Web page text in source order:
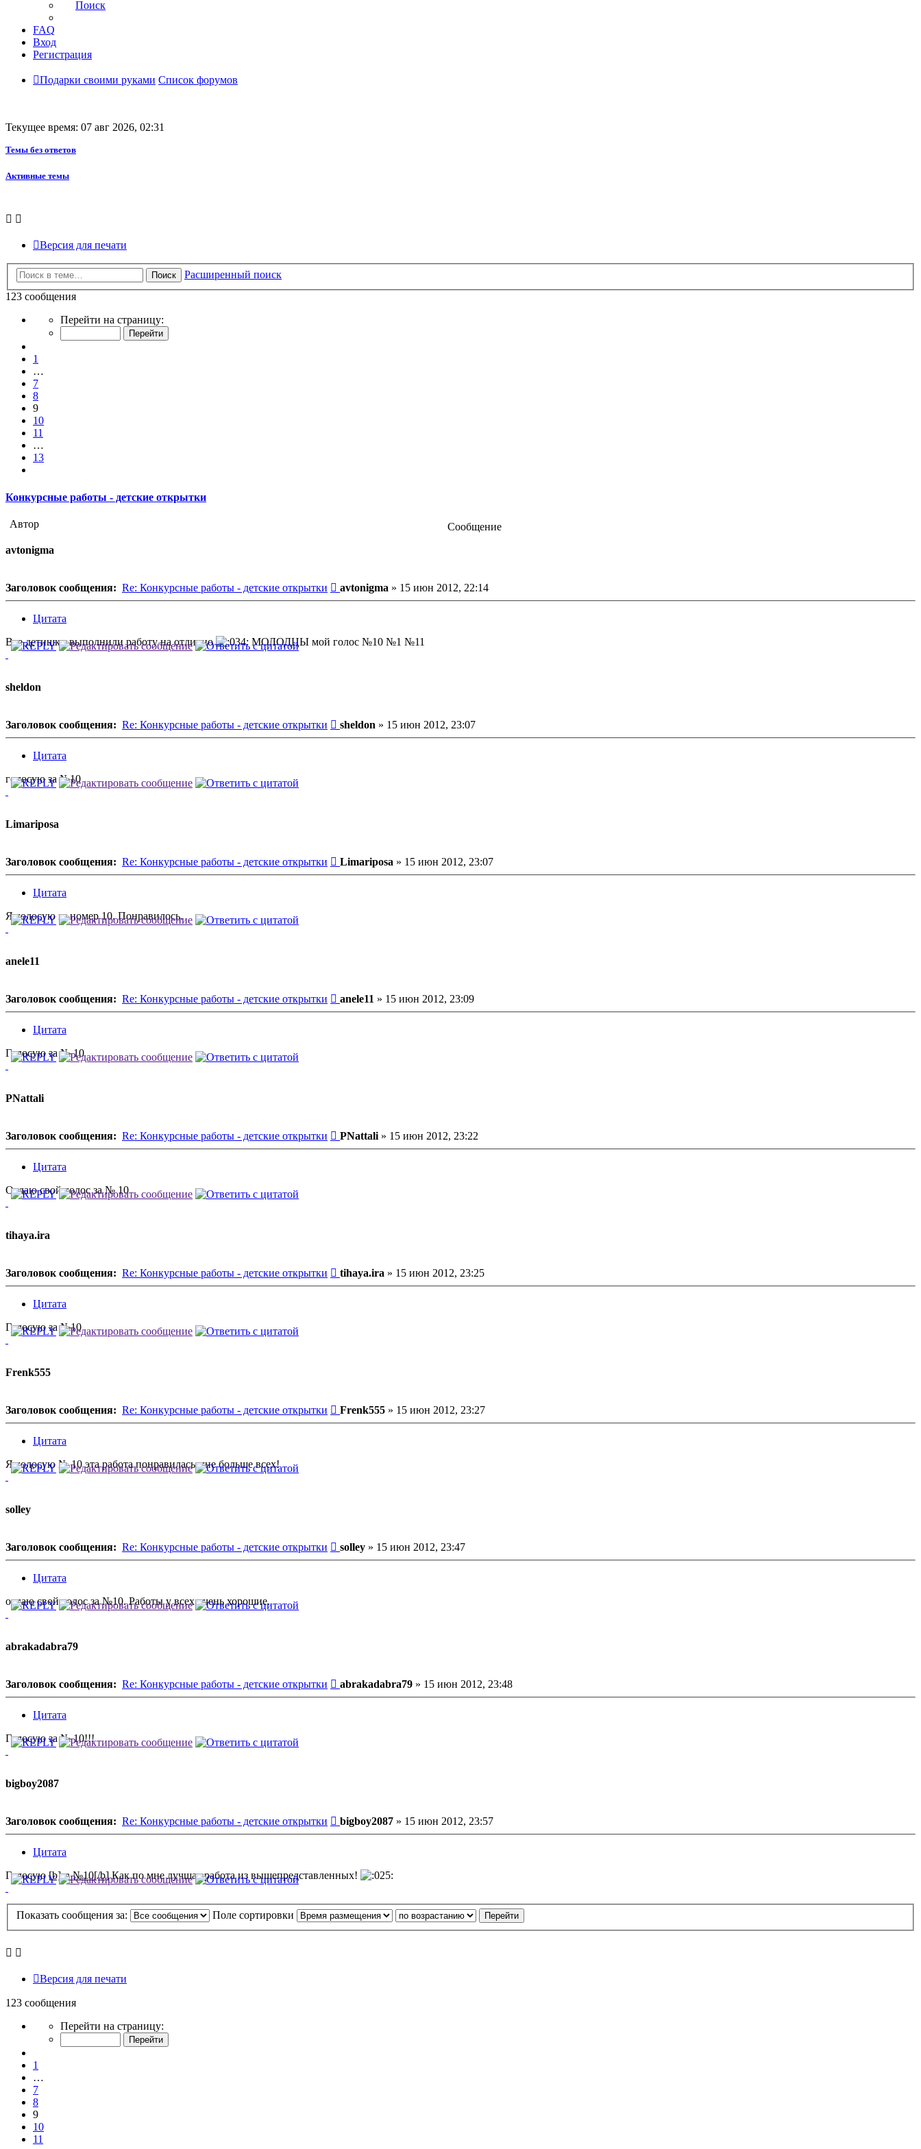
Поиск
FAQ
Вход
Регистрация
Подарки своими руками Список форумов
Текущее время: 07 авг 2026, 02:31
Темы без ответов
Активные темы
Версия для печати
Поиск
Расширенный поиск
123 сообщения
Страница
13
Перейти на страницу:
1
…
7
8
9
10
11
…
13
Конкурсные работы - детские открытки
Автор
Сообщение
avtonigma
Заголовок сообщения: Re: Конкурсные работы - детские открытки Сообщение
avtonigma » 15 июн 2012, 22:14
Цитата
Все детишки выполнили работу на отлично
МОЛОДЦЫ мой голос №10 №1 №11
sheldon
Заголовок сообщения: Re: Конкурсные работы - детские открытки Сообщение
sheldon » 15 июн 2012, 23:07
Цитата
голосую за №10
Limariposa
Заголовок сообщения: Re: Конкурсные работы - детские открытки Сообщение
Limariposa » 15 июн 2012, 23:07
Цитата
Я голосую за номер 10. Понравилось.
anele11
Заголовок сообщения: Re: Конкурсные работы - детские открытки Сообщение
anele11 » 15 июн 2012, 23:09
Цитата
Голосую за № 10
PNattali
Заголовок сообщения: Re: Конкурсные работы - детские открытки Сообщение
PNattali » 15 июн 2012, 23:22
Цитата
Отдаю свой голос за № 10
tihaya.ira
Заголовок сообщения: Re: Конкурсные работы - детские открытки Сообщение
tihaya.ira » 15 июн 2012, 23:25
Цитата
Голосую за №10
Frenk555
Заголовок сообщения: Re: Конкурсные работы - детские открытки Сообщение
Frenk555 » 15 июн 2012, 23:27
Цитата
Я голосую № 10 эта работа понравилась мне больше всех!
solley
Заголовок сообщения: Re: Конкурсные работы - детские открытки Сообщение
solley » 15 июн 2012, 23:47
Цитата
отдаю свой голос за №10. Работы у всех очень хорошие.
abrakadabra79
Заголовок сообщения: Re: Конкурсные работы - детские открытки Сообщение
abrakadabra79 » 15 июн 2012, 23:48
Цитата
Голосую за № 10!!!
bigboy2087
Заголовок сообщения: Re: Конкурсные работы - детские открытки Сообщение
bigboy2087 » 15 июн 2012, 23:57
Цитата
Голосую [b]за №10[/b]Как по мне лучшая работа из вышепредставленных!
Показать сообщения за: Поле сортировки
Версия для печати
123 сообщения
Страница
13
Перейти на страницу:
1
…
7
8
9
10
11